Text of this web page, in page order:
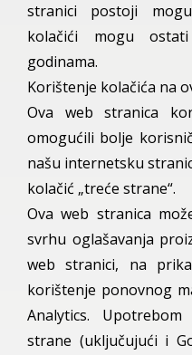
stranici postoji
kolačići mogu
godinama.
Korištenje kolačića na
Ova web stranica
omogućili bolje
našu internetsku
kolačić „treće strane“.
Ova web stranica
svrhu oglašavanja
web stranici, na
korištenje ponovnog
Analytics.
strane (uključujući i